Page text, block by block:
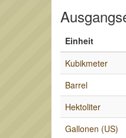
Einheit
Kubikmeter
Barrel
Hektoliter
Gallonen (US)